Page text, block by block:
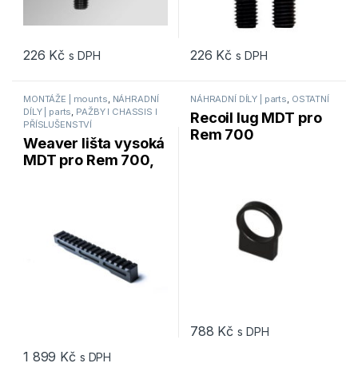
226 Kč s DPH 226 Kč s DPH
MONTÁŽE | mounts, NÁHRADNÍ
DÍLY | parts, PAŽBY I CHASSIS I
PŘÍSLUŠENSTVÍ
Weaver lišta vysoká
MDT pro Rem 700,
1 899 Kč s DPH
NÁHRADNÍ DÍLY | parts, OSTATNÍ
Recoil lug MDT pro
Rem 700
788 Kč s DPH